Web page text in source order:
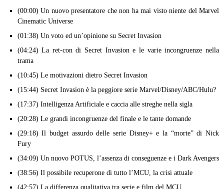
(00:00) Un nuovo presentatore che non ha mai visto niente del Marvel
Cinematic Universe
(01:38) Un voto ed un’opinione su Secret Invasion
(04:24) La ret-con di Secret Invasion e le varie incongruenze nella
trama
(10:45) Le motivazioni dietro Secret Invasion
(15:44) Secret Invasion è la peggiore serie Marvel/Disney/ABC/Hulu?
(17:37) Intelligenza Artificiale e caccia alle streghe nella sigla
(20:28) Le grandi incongruenze del finale e le tante domande
(29:18) Il budget assurdo delle serie Disney+ e la “morte” di Nick
Fury
(34:09) Un nuovo POTUS, l’assenza di conseguenze e i Dark Avengers
(38:56) Il possibile recuperone di tutto l’MCU, la crisi attuale
(42:57) La differenza qualitativa tra serie e film del MCU